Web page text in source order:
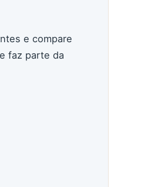
e compare
faz parte da